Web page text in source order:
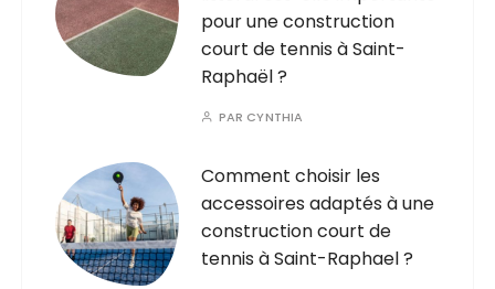
pour une construction
court de tennis à Saint-
Raphaël ?
PAR CYNTHIA
Comment choisir les
accessoires adaptés à une
construction court de
tennis à Saint-Raphael ?